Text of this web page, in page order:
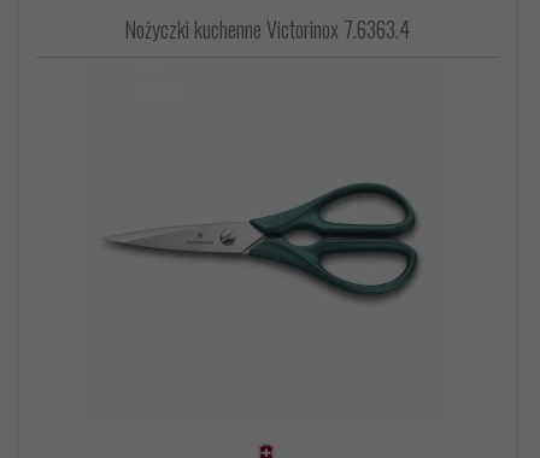
Nożyczki kuchenne Victorinox 7.6363.4